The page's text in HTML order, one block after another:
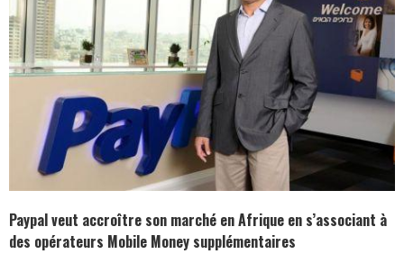
Paypal veut accroître son marché en Afrique en s’associant à
des opérateurs Mobile Money supplémentaires